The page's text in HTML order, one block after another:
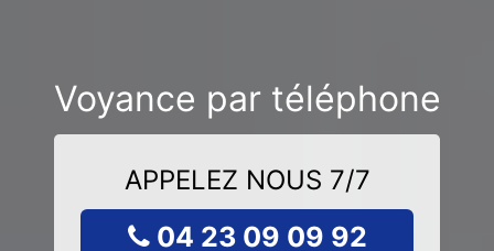
Voyance par téléphone
APPELEZ NOUS 7/7
04 23 09 09 92